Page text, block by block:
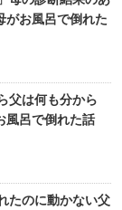
がお風呂で倒れた
父は何も分から
風呂で倒れた話
たのに動かない父